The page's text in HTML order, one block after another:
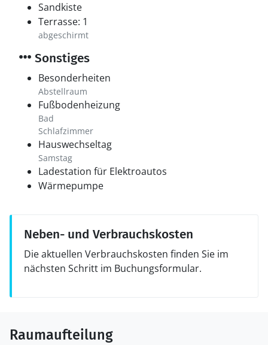
Sandkiste
Terrasse: 1
abgeschirmt
Sonstiges
Besonderheiten
Abstellraum
Fußbodenheizung
Bad
Schlafzimmer
Hauswechseltag
Samstag
Ladestation für Elektroautos
Wärmepumpe
Neben- und Verbrauchskosten
Die aktuellen Verbrauchskosten finden Sie im
nächsten Schritt im Buchungsformular.
Raumaufteilung